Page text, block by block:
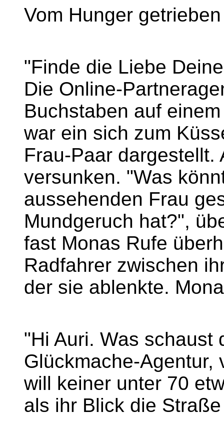
Vom Hunger getrieben
"Finde die Liebe
Die Online-
Buchstaben auf
war ein sich zum
Frau-Paar dargestellt.
versunken. "Was
aussehenden Frau
Mundgeruch hat?",
fast Monas Rufe
Radfahrer zwischen
der sie ablenkte.
"Hi Auri. Was schaust
Glückmache-Agentur,
will keiner unter 70
als ihr Blick die